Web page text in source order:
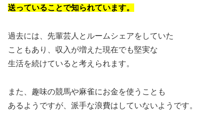
送っていることで知られています。
過去には、先輩芸人とルームシェアをしていた
こともあり、収入が増えた現在でも堅実な
生活を続けていると考えられます。
また、趣味の競馬や麻雀にお金を使うことも
あるようですが、派手な浪費はしていないようです。